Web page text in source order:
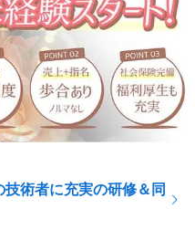
技術者に充実の研修＆同